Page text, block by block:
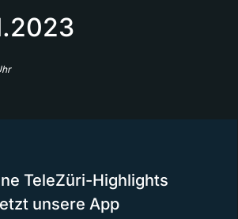
TeleZüri-Highlights
unsere App